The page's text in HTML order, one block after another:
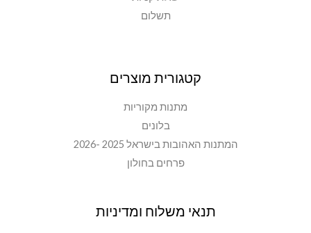
תשלום
קטגורית מוצרים
מתנות מקוריות
בלונים
המתנות האהובות בישראל 2025 -2026
פרחים בחולון
תנאי משלוח ומדיניות